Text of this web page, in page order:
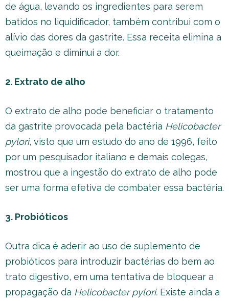
de água, levando os ingredientes para serem
batidos no liquidificador, também contribui com o
alívio das dores da gastrite. Essa receita elimina a
queimação e diminui a dor.
2. Extrato de alho
O extrato de alho pode beneficiar o tratamento
da gastrite provocada pela bactéria Helicobacter
pylori, visto que um estudo do ano de 1996, feito
por um pesquisador italiano e demais colegas,
mostrou que a ingestão do extrato de alho pode
ser uma forma efetiva de combater essa bactéria.
3. Probióticos
Outra dica é aderir ao uso de suplemento de
probióticos para introduzir bactérias do bem ao
trato digestivo, em uma tentativa de bloquear a
propagação da Helicobacter pylori. Existe ainda a